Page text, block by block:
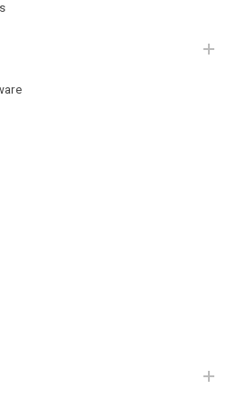
人がとても喜んでおりました！可
きました！ ありがとうございま